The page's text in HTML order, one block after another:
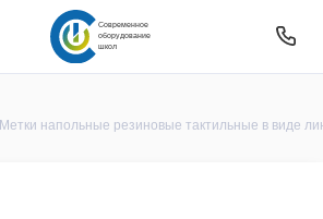
Современное
оборудование
школ
Метки напольные резиновые тактильные в виде